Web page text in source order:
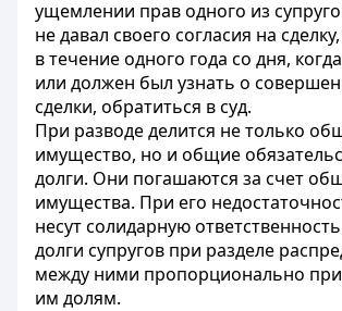
ущемлении прав одного из
не давал своего согласия на
в течение одного года со дня,
или должен был узнать о
сделки, обратиться в суд.
При разводе делится не только
имущество, но и общие
долги. Они погашаются за счет
имущества. При его
несут солидарную
долги супругов при разделе
между ними пропорционально
им долям.